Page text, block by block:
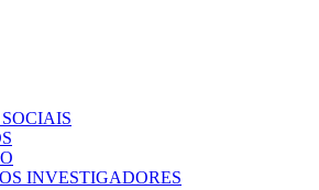
INVESTIGADORES